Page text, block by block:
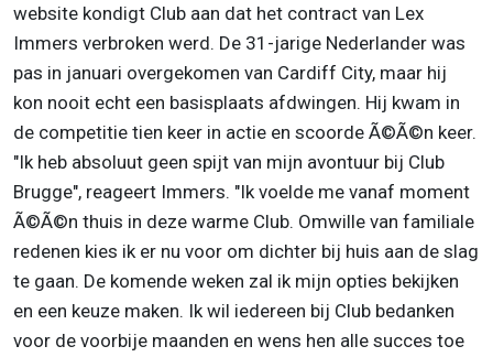
website kondigt Club aan dat het contract van Lex
Immers verbroken werd. De 31-jarige Nederlander was
pas in januari overgekomen van Cardiff City, maar hij
kon nooit echt een basisplaats afdwingen. Hij kwam in
de competitie tien keer in actie en scoorde Ã©Ã©n keer.
"Ik heb absoluut geen spijt van mijn avontuur bij Club
Brugge", reageert Immers. "Ik voelde me vanaf moment
Ã©Ã©n thuis in deze warme Club. Omwille van familiale
redenen kies ik er nu voor om dichter bij huis aan de slag
te gaan. De komende weken zal ik mijn opties bekijken
en een keuze maken. Ik wil iedereen bij Club bedanken
voor de voorbije maanden en wens hen alle succes toe